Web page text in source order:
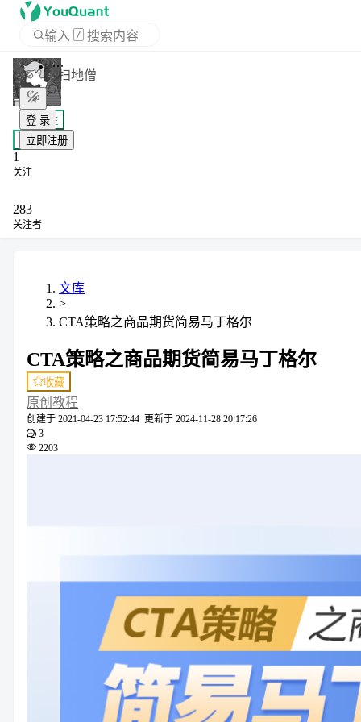
输入 / 搜索内容
首页
APP
登 录
扫地僧
+ 关注
私信
1
关注
283
关注者
文库
>
CTA策略之商品期货简易马丁格尔
CTA策略之商品期货简易马丁格尔
收藏
原创教程
创建于 2021-04-23 17:52:44 更新于 2024-11-28 20:17:26
3
2203